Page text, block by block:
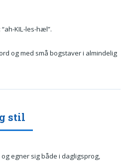
“ah-KIL-les-hæl”.
og med små bogstaver i almindelig
stil
egner sig både i dagligsprog,